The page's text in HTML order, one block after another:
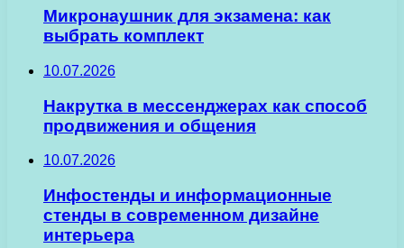
Микронаушник для экзамена: как
выбрать комплект
10.07.2026
Накрутка в мессенджерах как способ
продвижения и общения
10.07.2026
Инфостенды и информационные
стенды в современном дизайне
интерьера